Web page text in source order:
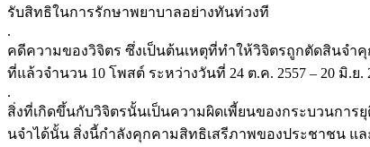
รับสิทธิในการรักษาพยาบาลอย่างทันท่วงที
.
คดีความของวิจิตร ซึ่งเป็นต้นเหตุที่ทำให้วิจิตรถูกตัดสินจำ
ที่แล้วจำนวน 10 โพสต์ ระหว่างวันที่ 24 ต.ค. 2557 – 20 มิ.
.
สิ่งที่เกิดขึ้นกับวิจิตรนั้นเป็นความผิดเพี้ยนของกระบวนการ
นจำได้นั้น สิ่งนี้กำลังคุกคามสิทธิเสรีภาพของประชาชน แ